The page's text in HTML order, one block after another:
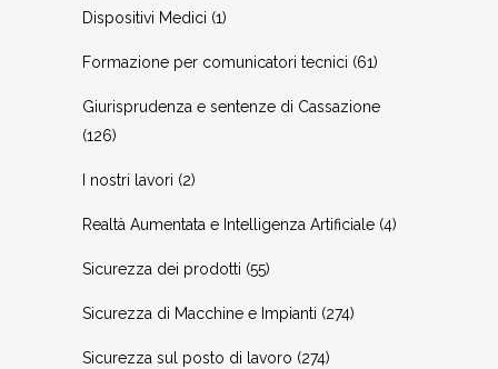
Dispositivi Medici (1)
Formazione per comunicatori tecnici (61)
Giurisprudenza e sentenze di Cassazione
(126)
I nostri lavori (2)
Realtà Aumentata e Intelligenza Artificiale (4)
Sicurezza dei prodotti (55)
Sicurezza di Macchine e Impianti (274)
Sicurezza sul posto di lavoro (274)